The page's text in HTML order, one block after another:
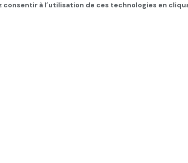
à l’utilisation de ces technologies en